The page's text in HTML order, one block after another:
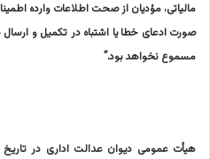
مالیاتی، مؤدیان از صحت اطلاعات وارده
صورت ادعای خطا یا اشتباه در تکمیل و ارسال
مسموع نخواهد بود.”